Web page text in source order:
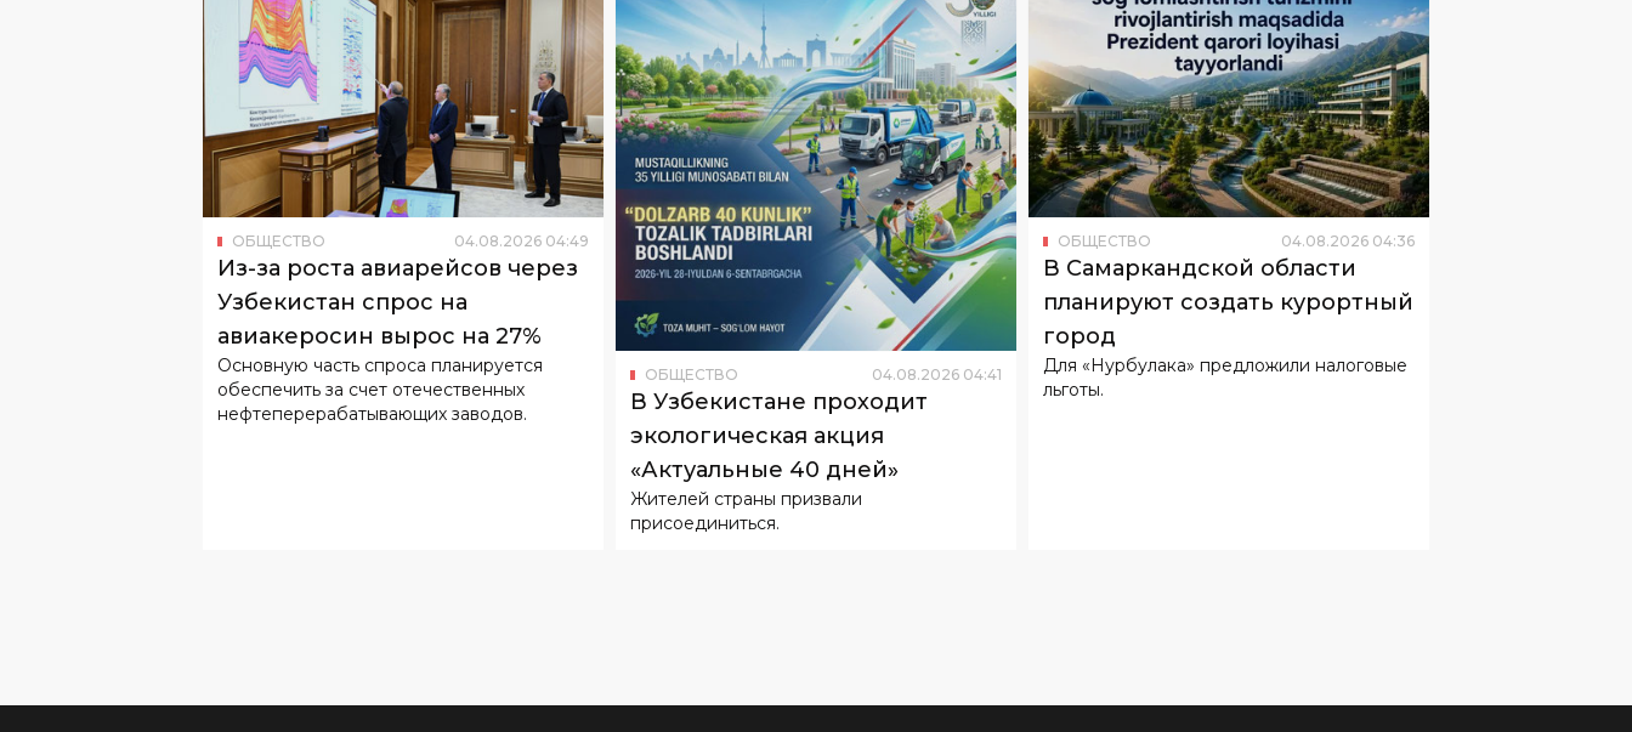
ОБЩЕСТВО 04.08.2026 04:49
Из-за роста авиарейсов через
Узбекистан спрос на
авиакеросин вырос на 27%
Основную часть спроса планируется
обеспечить за счет отечественных
нефтеперерабатывающих заводов.
ОБЩЕСТВО 04.08.2026 04:
В Узбекистане проходит
экологическая акция
«Актуальные 40 дней»
Жителей страны призвали
ОБЩЕСТВО 04.08.2026 04:36
В Самаркандской области
планируют создать курортный
город
Для «Нурбулака» предложили налоговые
льготы.